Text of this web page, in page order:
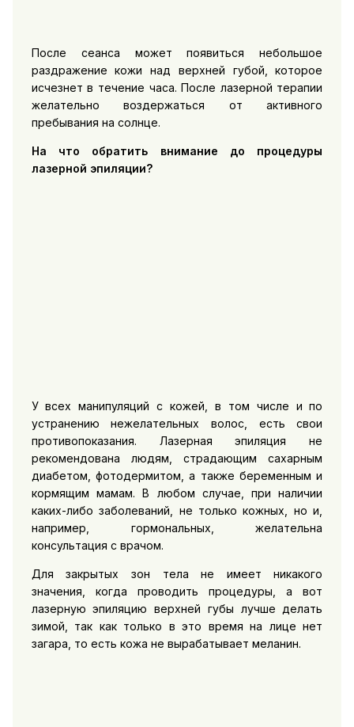
После сеанса может появиться небольшое
раздражение кожи над верхней губой, которое
исчезнет в течение часа. После лазерной терапии
желательно воздержаться от активного
пребывания на солнце.
На что обратить внимание до процедуры
лазерной эпиляции?
У всех манипуляций с кожей, в том числе и по
устранению нежелательных волос, есть свои
противопоказания. Лазерная эпиляция не
рекомендована людям, страдающим сахарным
диабетом, фотодермитом, а также беременным и
кормящим мамам. В любом случае, при наличии
каких-либо заболеваний, не только кожных, но и,
например, гормональных, желательна
консультация с врачом.
Для закрытых зон тела не имеет никакого
значения, когда проводить процедуры, а вот
лазерную эпиляцию верхней губы лучше делать
зимой, так как только в это время на лице нет
загара, то есть кожа не вырабатывает меланин.